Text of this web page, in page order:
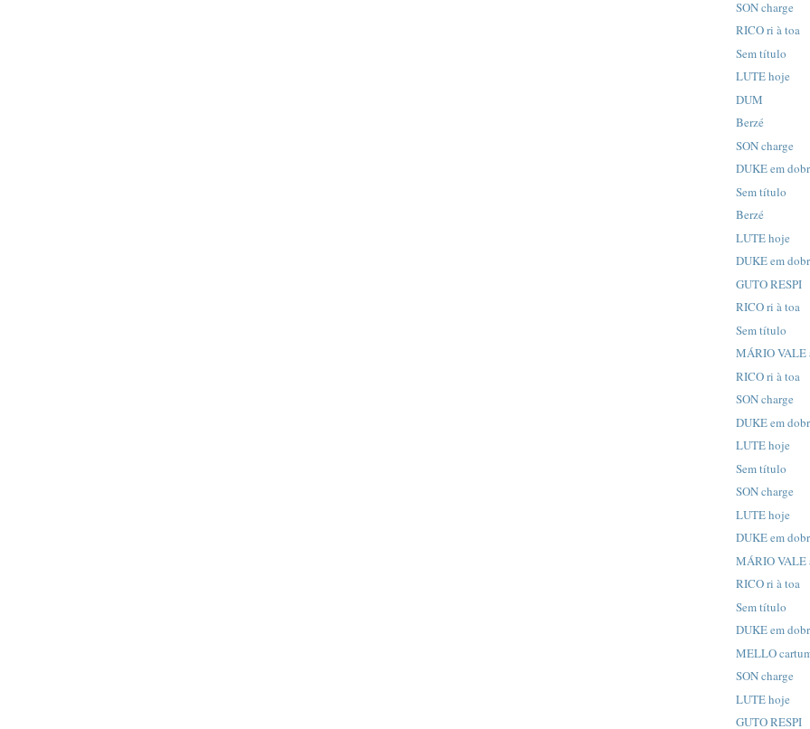
SON charge
RICO ri à toa
Sem título
LUTE hoje
DUM
Berzé
SON charge
DUKE em
Sem título
Berzé
LUTE hoje
DUKE em
GUTO RESPI
RICO ri à toa
Sem título
MÁRIO VALE
RICO ri à toa
SON charge
DUKE em
LUTE hoje
Sem título
SON charge
LUTE hoje
DUKE em
MÁRIO VALE
RICO ri à toa
Sem título
DUKE em
MELLO
SON charge
LUTE hoje
GUTO RESPI